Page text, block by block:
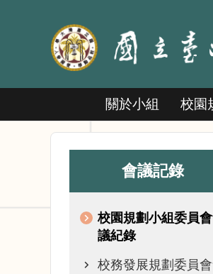
關於小組 校園
會議記錄
校園規劃小組委員
議紀錄
校務發展規劃委員